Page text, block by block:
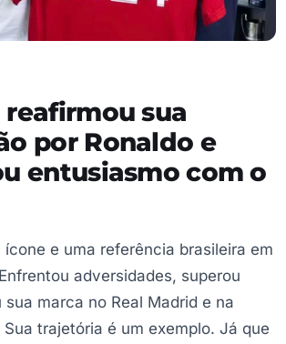
sua
por Ronaldo e
entusiasmo com o
ícone e uma referência brasileira em
adversidades, superou
sua marca no Real Madrid e na
trajetória é um exemplo. Já que